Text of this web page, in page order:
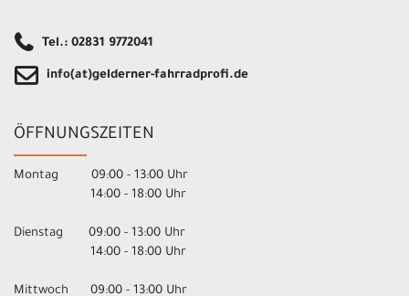
Tel.: 02831 9772041
info(at)gelderner-fahrradprofi.de
ÖFFNUNGSZEITEN
Montag 09:00 - 13:00 Uhr
14:00 - 18:00 Uhr
Dienstag 09:00 - 13:00 Uhr
14:00 - 18:00 Uhr
Mittwoch 09:00 - 13:00 Uhr